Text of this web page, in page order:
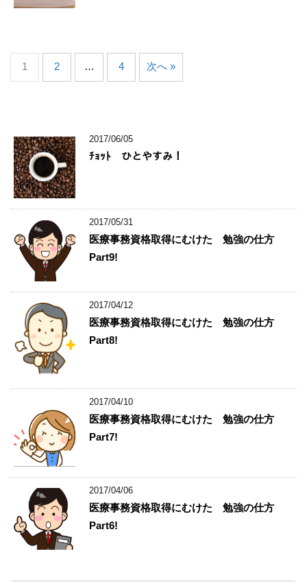
1 2 … 4 次へ »
2017/06/05
ﾁｮｯﾄ ひとやすみ！
2017/05/31
医療事務資格取得にむけた 勉強の仕方
Part9!
2017/04/12
医療事務資格取得にむけた 勉強の仕方
Part8!
2017/04/10
医療事務資格取得にむけた 勉強の仕方
Part7!
2017/04/06
医療事務資格取得にむけた 勉強の仕方
Part6!